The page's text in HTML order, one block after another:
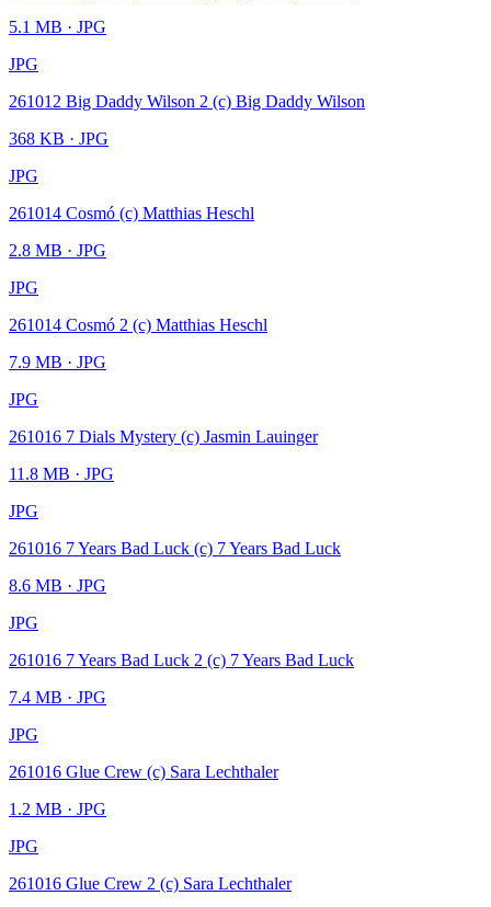
5.1 MB · JPG
JPG
261012 Big Daddy Wilson 2 (c) Big Daddy Wilson
368 KB · JPG
JPG
261014 Cosmó (c) Matthias Heschl
2.8 MB · JPG
JPG
261014 Cosmó 2 (c) Matthias Heschl
7.9 MB · JPG
JPG
261016 7 Dials Mystery (c) Jasmin Lauinger
11.8 MB · JPG
JPG
261016 7 Years Bad Luck (c) 7 Years Bad Luck
8.6 MB · JPG
JPG
261016 7 Years Bad Luck 2 (c) 7 Years Bad Luck
7.4 MB · JPG
JPG
261016 Glue Crew (c) Sara Lechthaler
1.2 MB · JPG
JPG
261016 Glue Crew 2 (c) Sara Lechthaler